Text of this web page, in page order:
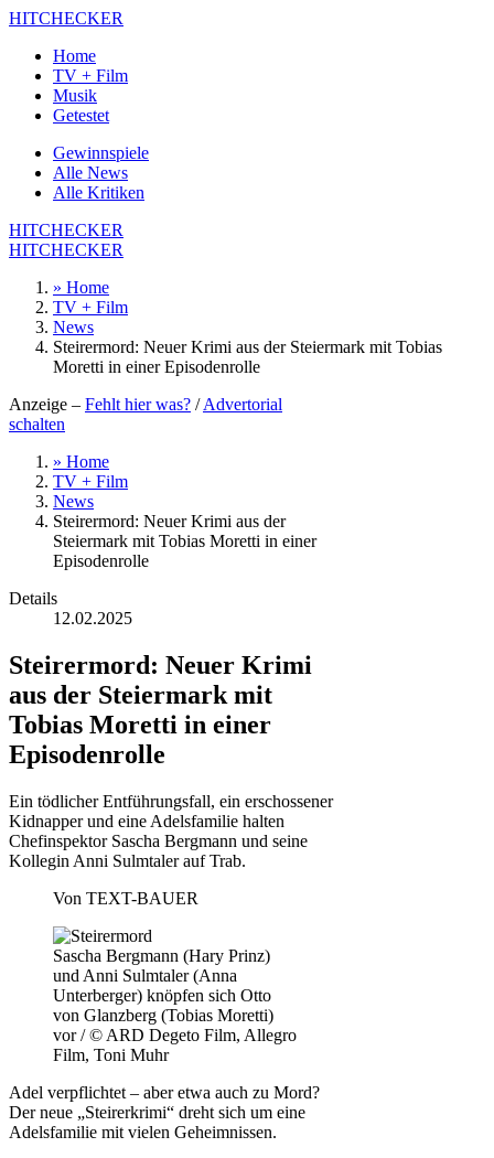
HITCHECKER
Home
TV + Film
Musik
Getestet
Gewinnspiele
Alle News
Alle Kritiken
HITCHECKER
HITCHECKER
» Home
TV + Film
News
Steirermord: Neuer Krimi aus der Steiermark mit Tobias
Moretti in einer Episodenrolle
Anzeige – Fehlt hier was? /Advertorial
schalten
» Home
TV + Film
News
Steirermord: Neuer Krimi aus der
Steiermark mit Tobias Moretti in einer
Episodenrolle
Details
12.02.2025
Steirermord: Neuer Krimi
aus der Steiermark mit
Tobias Moretti in einer
Episodenrolle
Ein tödlicher Entführungsfall, ein erschossener
Kidnapper und eine Adelsfamilie halten
Chefinspektor Sascha Bergmann und seine
Kollegin Anni Sulmtaler auf Trab.
Von TEXT-BAUER
Sascha Bergmann (Hary Prinz)
und Anni Sulmtaler (Anna
Unterberger) knöpfen sich Otto
von Glanzberg (Tobias Moretti)
vor / © ARD Degeto Film, Allegro
Film, Toni Muhr
Adel verpflichtet – aber etwa auch zu Mord?
Der neue „Steirerkrimi“ dreht sich um eine
Adelsfamilie mit vielen Geheimnissen.